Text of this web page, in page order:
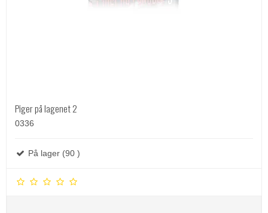
Piger på lagenet 2
0336
På lager (90 )